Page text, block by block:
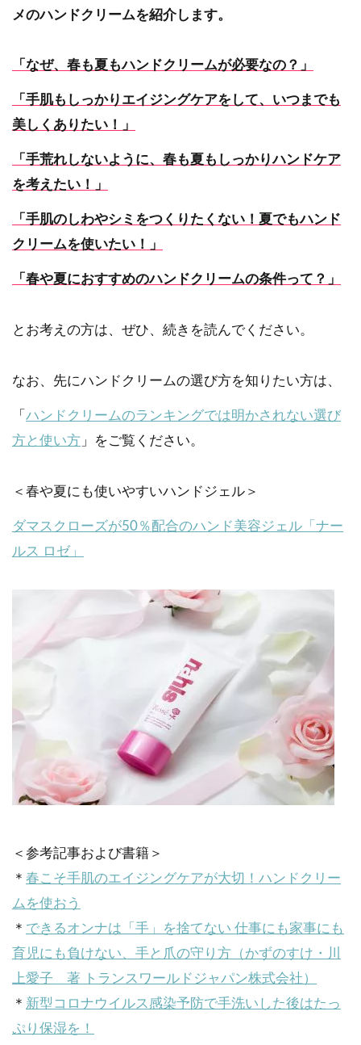
メのハンドクリームを紹介します。
「なぜ、春も夏もハンドクリームが必要なの？」
「手肌もしっかりエイジングケアをして、いつまでも
美しくありたい！」
「手荒れしないように、春も夏もしっかりハンドケア
を考えたい！」
「手肌のしわやシミをつくりたくない！夏でもハンド
クリームを使いたい！」
「春や夏におすすめのハンドクリームの条件って？」
とお考えの方は、ぜひ、続きを読んでください。
なお、先にハンドクリームの選び方を知りたい方は、
「 ハンドクリームのランキングでは明かされない選び
方と使い方 」をご覧ください。
＜春や夏にも使いやすいハンドジェル＞
ダマスクローズが50％配合のハンド美容ジェル「ナー
ルス ロゼ」
＜参考記事および書籍＞
＊ 春こそ手肌のエイジングケアが大切！ハンドクリー
ムを使おう
＊ できるオンナは「手」を捨てない 仕事にも家事にも
育児にも負けない、手と爪の守り方（かずのすけ・川
上愛子 著 トランスワールドジャパン株式会社）
＊ 新型コロナウイルス感染予防で手洗いした後はたっ
ぷり保湿を！